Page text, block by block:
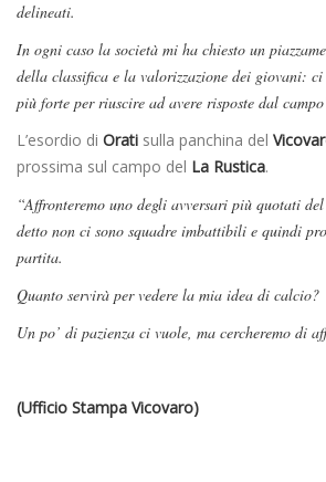
delineati.
In ogni caso la società mi ha chiesto un
della classifica e la valorizzazione dei giovani:
più forte per riuscire ad avere risposte dal
L’esordio di Orati sulla panchina del
prossima sul campo del La Rustica.
“Affronteremo uno degli avversari più quotati
detto non ci sono squadre imbattibili e quindi
partita.
Quanto servirà per vedere la mia idea di calcio?
Un po’ di pazienza ci vuole, ma cercheremo di
(Ufficio Stampa Vicovaro)